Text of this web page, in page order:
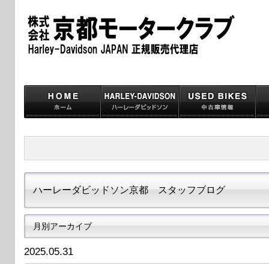
ハーレーダビッドソン京都 スタッフブログ
月別アーカイブ
2025.05.31